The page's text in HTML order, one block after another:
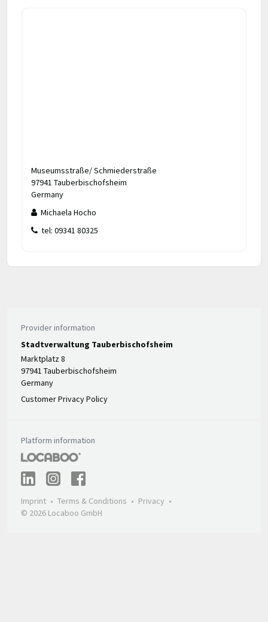
Museumsstraße/ Schmiederstraße
97941 Tauberbischofsheim
Germany
Michaela Hocho
tel: 09341 80325
Provider information
Stadtverwaltung Tauberbischofsheim
Marktplatz 8
97941 Tauberbischofsheim
Germany
Customer Privacy Policy
Platform information
Imprint Terms & Conditions
Privacy
© 2026 Locaboo GmbH